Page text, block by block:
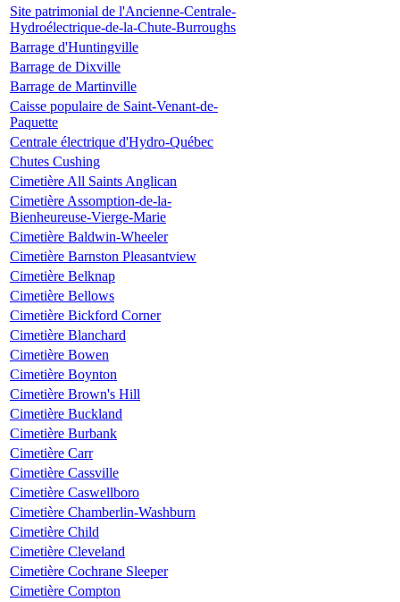
Site patrimonial de l'Ancienne-Centrale-
Hydroélectrique-de-la-Chute-Burroughs
Barrage d'Huntingville
Barrage de Dixville
Barrage de Martinville
Caisse populaire de Saint-Venant-de-
Paquette
Centrale électrique d'Hydro-Québec
Chutes Cushing
Cimetière All Saints Anglican
Cimetière Assomption-de-la-
Bienheureuse-Vierge-Marie
Cimetière Baldwin-Wheeler
Cimetière Barnston Pleasantview
Cimetière Belknap
Cimetière Bellows
Cimetière Bickford Corner
Cimetière Blanchard
Cimetière Bowen
Cimetière Boynton
Cimetière Brown's Hill
Cimetière Buckland
Cimetière Burbank
Cimetière Carr
Cimetière Cassville
Cimetière Caswellboro
Cimetière Chamberlin-Washburn
Cimetière Child
Cimetière Cleveland
Cimetière Cochrane Sleeper
Cimetière Compton